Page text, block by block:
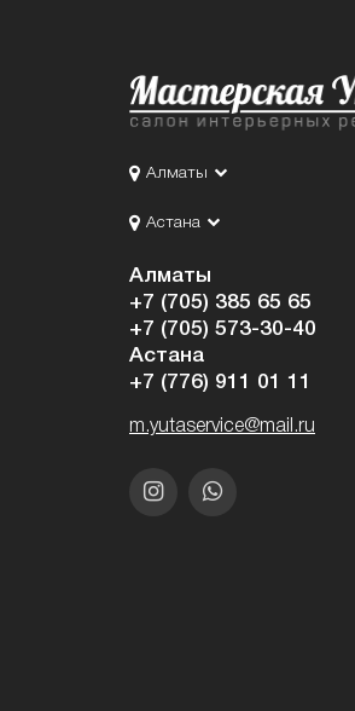
Алматы
Астана
Алматы
+7 (705) 385 65 65
+7 (705) 573-30-40
Астана
+7 (776) 911 01 11
m.yutaservice@mail.ru